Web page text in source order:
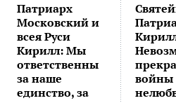
Патриарх
Московский и
всея Руси
Кирилл: Мы
ответственны
за наше
единство, за
войны